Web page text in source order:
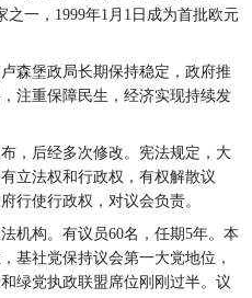
之一，1999年1月1日成为首批欧元
森堡政局长期保持稳定，政府推
注重保障民生，经济实现持续发
，后经多次修改。宪法规定，大
立法权和行政权，有权解散议
行使行政权，对议会负责。
机构。有议员60名，任期5年。本
基社党保持议会第一大党地位，
绿党执政联盟席位刚刚过半。议